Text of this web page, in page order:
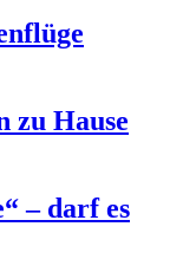
zu Hause
– darf es